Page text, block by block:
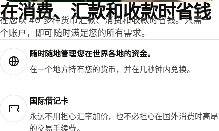
在消费、汇款和收款时省钱
在您以 40 多种货币汇款、消费和收款时省钱。只需一
个账户，即可随时满足您的所有需求。
随时随地管理您在世界各地的资金。
在一个地方持有您的货币，并在几秒钟内兑换。
国际借记卡
永远不用担心汇率加价，也不必担心在国外消费时高昂
的交易手续费。